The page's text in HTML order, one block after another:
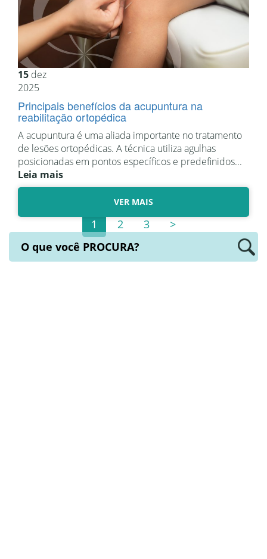
15 dez
2025
Principais benefícios da acupuntura na
reabilitação ortopédica
A acupuntura é uma aliada importante no tratamento
de lesões ortopédicas. A técnica utiliza agulhas
posicionadas em pontos específicos e predefinidos...
Leia mais
VER MAIS
1 2 3
>
O que você PROCURA?